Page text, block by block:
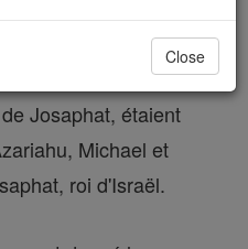
Josaphat, étaient
Michael et
roi d'Israël.
Close